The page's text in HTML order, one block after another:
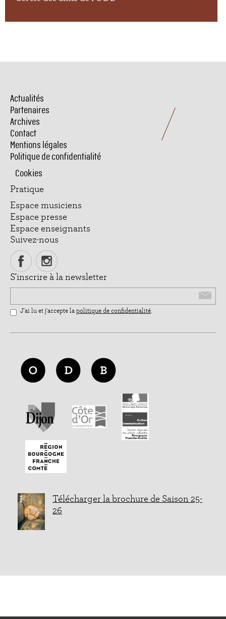
Menu
Pied
de
page
Actualités
Partenaires
Archives
Contact
Mentions légales
Politique de confidentialité
Cookies
Pratique
Espace musiciens
Espace presse
Espace enseignants
Suivez-nous
S'inscrire à la newsletter
J'ai lu et j'accepte la politique de confidentialité.
Télécharger la brochure de Saison 25-
26